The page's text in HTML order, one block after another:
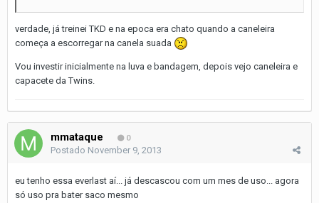
verdade, já treinei TKD e na epoca era chato quando a caneleira
começa a escorregar na canela suada
Vou investir inicialmente na luva e bandagem, depois vejo caneleira e
capacete da Twins.
mmataque 0
Postado November 9, 2013
eu tenho essa everlast aí... já descascou com um mes de uso... agora
só uso pra bater saco mesmo